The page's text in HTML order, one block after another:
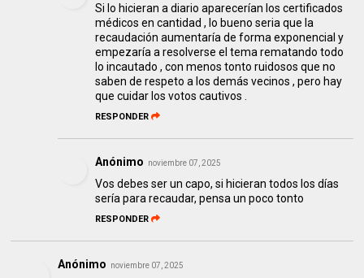
Si lo hicieran a diario aparecerían los certificados
médicos en cantidad , lo bueno seria que la
recaudación aumentaría de forma exponencial y
empezaría a resolverse el tema rematando todo
lo incautado , con menos tonto ruidosos que no
saben de respeto a los demás vecinos , pero hay
que cuidar los votos cautivos .
RESPONDER
Anónimo noviembre 07, 2025
Vos debes ser un capo, si hicieran todos los días
sería para recaudar, pensa un poco tonto
RESPONDER
Anónimo noviembre 07, 2025